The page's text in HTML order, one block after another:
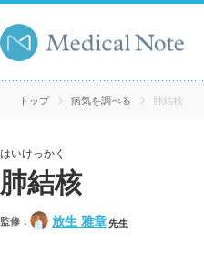
トップ 病気を調べる 肺結核
はいけっかく
肺結核
監修： 放生 雅章先生